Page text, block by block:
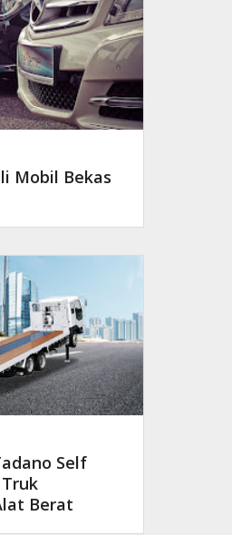
Mobil Bekas
Self
Berat